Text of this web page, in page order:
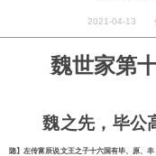
2021-04-13
魏世家第
魏之先，毕公
隐】左传富辰说文王之子十六国有毕、原、